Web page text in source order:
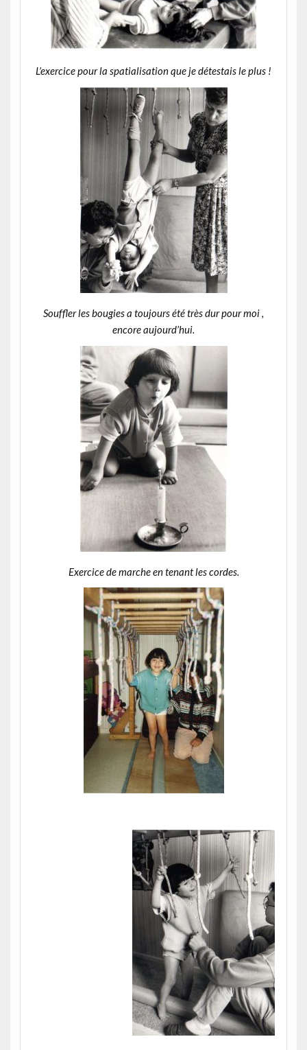
L’exercice pour la spatialisation que je détestais le plus !
Souffler les bougies a toujours été très dur pour moi ,
encore aujourd’hui.
Exercice de marche en tenant les cordes.